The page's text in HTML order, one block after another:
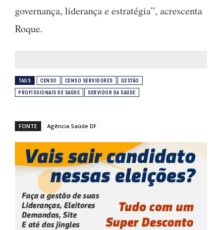
governança, liderança e estratégia”, acrescenta
Roque.
TAGS CENSO CENSO SERVIDORES GESTÃO
PROFISSIONAIS DE SAÚDE SERVIDOR DA SAÚDE
FONTE Agência Saúde DF